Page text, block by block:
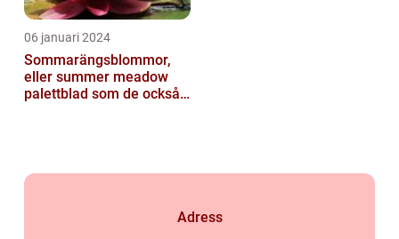
06 januari 2024
Sommarängsblommor,
eller summer meadow
palettblad som de också
Adress